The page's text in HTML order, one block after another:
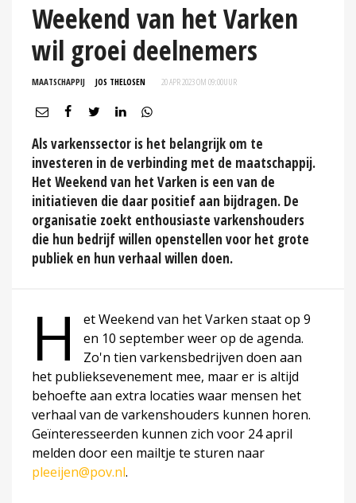
Weekend van het Varken
wil groei deelnemers
MAATSCHAPPIJ JOS THELOSEN 20 APR 2023 OM 09:00UUR
Als varkenssector is het belangrijk om te
investeren in de verbinding met de maatschappij.
Het Weekend van het Varken is een van de
initiatieven die daar positief aan bijdragen. De
organisatie zoekt enthousiaste varkenshouders
die hun bedrijf willen openstellen voor het grote
publiek en hun verhaal willen doen.
H
et Weekend van het Varken staat op 9
en 10 september weer op de agenda.
Zo'n tien varkensbedrijven doen aan
het publieksevenement mee, maar er is altijd
behoefte aan extra locaties waar mensen het
verhaal van de varkenshouders kunnen horen.
Geïnteresseerden kunnen zich voor 24 april
melden door een mailtje te sturen naar
pleeijen@pov.nl.